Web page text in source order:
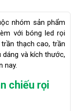
nhóm sản phẩm
với bóng led rọi
trần thạch cao, trần
và kích thước,
nay.
chiếu rọi